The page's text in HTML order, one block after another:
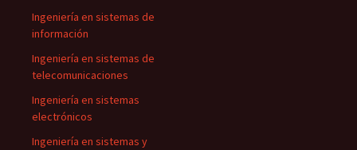
Ingeniería en sistemas de
información
Ingeniería en sistemas de
telecomunicaciones
Ingeniería en sistemas
electrónicos
Ingeniería en sistemas y